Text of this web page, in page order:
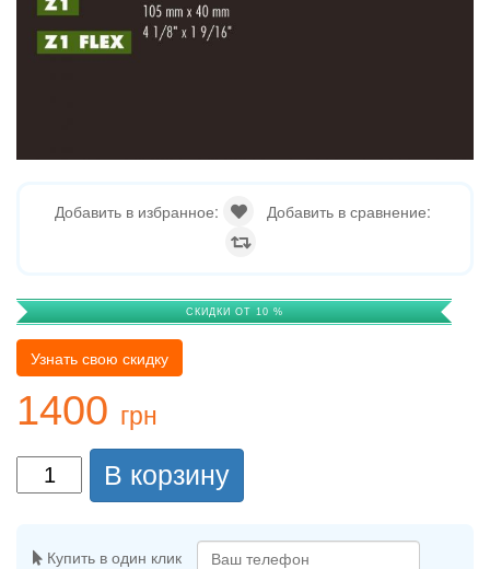
Добавить в избранное: Добавить в сравнение:
СКИДКИ ОТ 10 %
Узнать свою скидку
1400 грн
В корзину
Купить в один клик